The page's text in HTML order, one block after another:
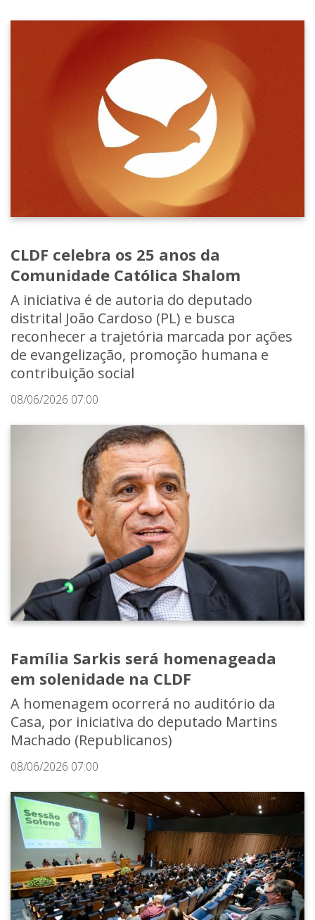
CLDF celebra os 25 anos da
Comunidade Católica Shalom
A iniciativa é de autoria do deputado
distrital João Cardoso (PL) e busca
reconhecer a trajetória marcada por ações
de evangelização, promoção humana e
contribuição social
08/06/2026 07:00
Família Sarkis será homenageada
em solenidade na CLDF
A homenagem ocorrerá no auditório da
Casa, por iniciativa do deputado Martins
Machado (Republicanos)
08/06/2026 07:00